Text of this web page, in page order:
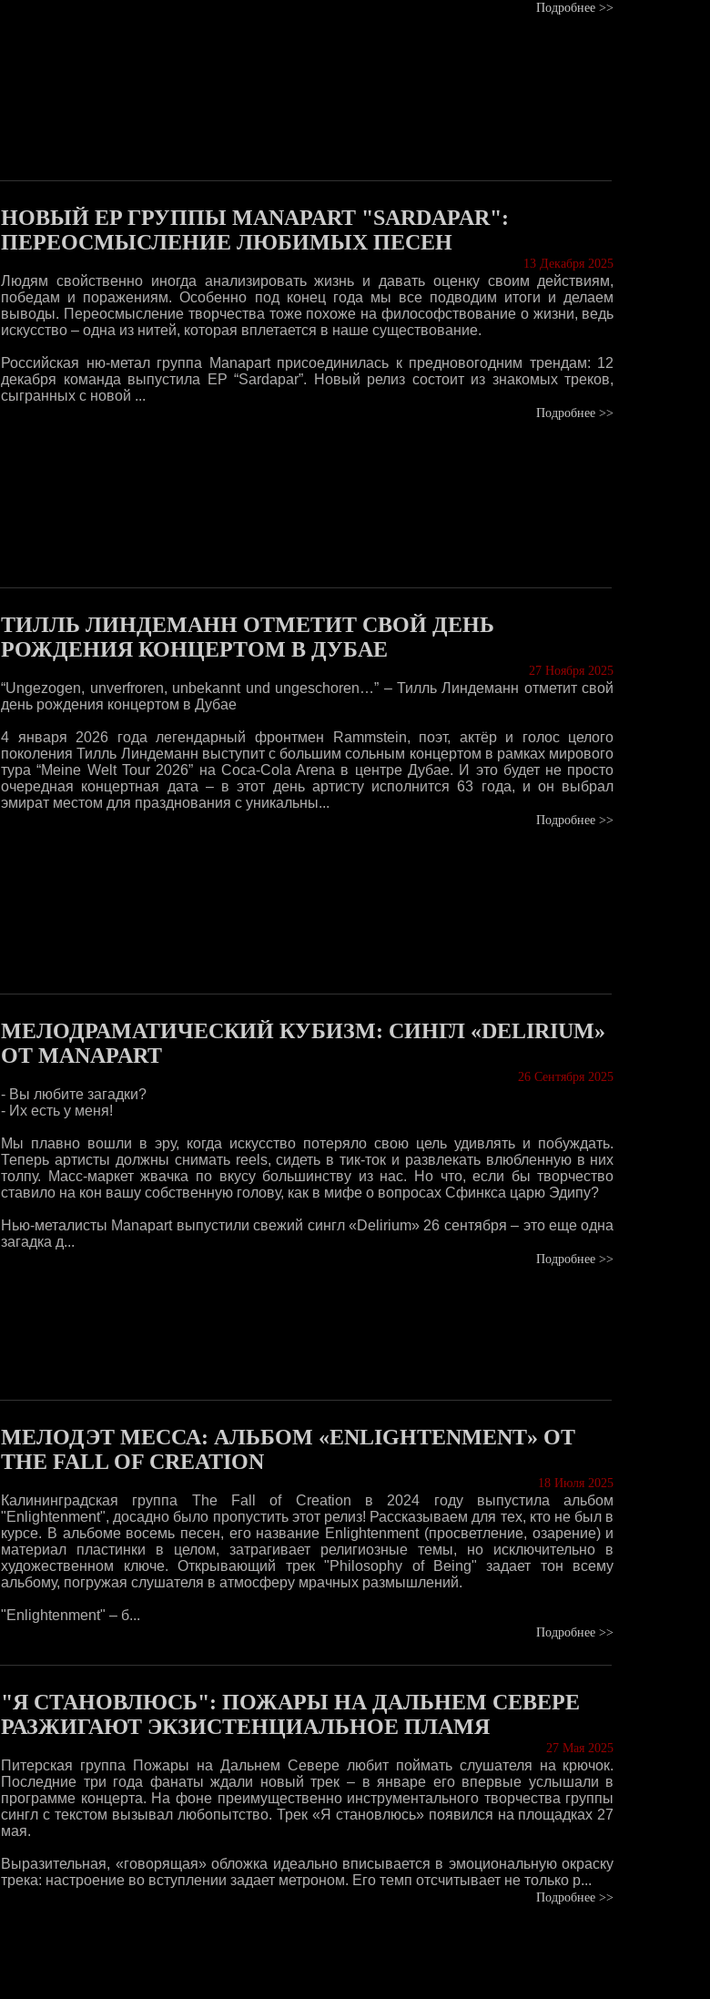
Подробнее >>
НОВЫЙ EP ГРУППЫ MANAPART "SARDAPAR":
ПЕРЕОСМЫСЛЕНИЕ ЛЮБИМЫХ ПЕСЕН
13 Декабря 2025
Людям свойственно иногда анализировать жизнь и давать оценку своим действиям,
победам и поражениям. Особенно под конец года мы все подводим итоги и делаем
выводы. Переосмысление творчества тоже похоже на философствование о жизни, ведь
искусство – одна из нитей, которая вплетается в наше существование.
Российская ню-метал группа Manapart присоединилась к предновогодним трендам: 12
декабря команда выпустила ЕР “Sardapar”. Новый релиз состоит из знакомых треков,
сыгранных с новой ...
Подробнее >>
ТИЛЛЬ ЛИНДЕМАНН ОТМЕТИТ СВОЙ ДЕНЬ
РОЖДЕНИЯ КОНЦЕРТОМ В ДУБАЕ
27 Ноября 2025
“Ungezogen, unverfroren, unbekannt und ungeschoren…” – Тилль Линдеманн отметит свой
день рождения концертом в Дубае
4 января 2026 года легендарный фронтмен Rammstein, поэт, актёр и голос целого
поколения Тилль Линдеманн выступит с большим сольным концертом в рамках мирового
тура “Meine Welt Tour 2026” на Coca-Cola Arena в центре Дубае. И это будет не просто
очередная концертная дата – в этот день артисту исполнится 63 года, и он выбрал
эмират местом для празднования с уникальны...
Подробнее >>
MЕЛОДРАМАТИЧЕСКИЙ КУБИЗМ: СИНГЛ «DELIRIUM»
ОТ MANAPART
26 Сентября 2025
- Вы любите загадки?
- Их есть у меня!
Мы плавно вошли в эру, когда искусство потеряло свою цель удивлять и побуждать.
Теперь артисты должны снимать reels, сидеть в тик-ток и развлекать влюбленную в них
толпу. Масс-маркет жвачка по вкусу большинству из нас. Но что, если бы творчество
ставило на кон вашу собственную голову, как в мифе о вопросах Сфинкса царю Эдипу?
Нью-металисты Manapart выпустили свежий сингл «Delirium» 26 сентября – это еще одна
загадка д...
Подробнее >>
МЕЛОДЭТ МЕССА: АЛЬБОМ «ENLIGHTENMENT» ОТ
THE FALL OF CREATION
18 Июля 2025
Калининградская группа The Fall of Creation в 2024 году выпустила альбом
"Enlightenment", досадно было пропустить этот релиз! Рассказываем для тех, кто не был в
курсе. В альбоме восемь песен, его название Enlightenment (просветление, озарение) и
материал пластинки в целом, затрагивает религиозные темы, но исключительно в
художественном ключе. Открывающий трек "Philosophy of Being" задает тон всему
альбому, погружая слушателя в атмосферу мрачных размышлений.
"Enlightenment" – б...
Подробнее >>
"Я СТАНОВЛЮСЬ": ПОЖАРЫ НА ДАЛЬНЕМ СЕВЕРЕ
РАЗЖИГАЮТ ЭКЗИСТЕНЦИАЛЬНОЕ ПЛАМЯ
27 Мая 2025
Питерская группа Пожары на Дальнем Севере любит поймать слушателя на крючок.
Последние три года фанаты ждали новый трек – в январе его впервые услышали в
программе концерта. На фоне преимущественно инструментального творчества группы
сингл с текстом вызывал любопытство. Трек «Я становлюсь» появился на площадках 27
мая.
Выразительная, «говорящая» обложка идеально вписывается в эмоциональную окраску
трека: настроение во вступлении задает метроном. Его темп отсчитывает не только р...
Подробнее >>